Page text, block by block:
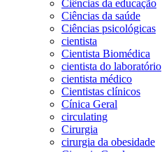
Ciências da educação
Ciências da saúde
Ciências psicológicas
cientista
Cientista Biomédica
cientista do laboratório
cientista médico
Cientistas clínicos
Cínica Geral
circulating
Cirurgia
cirurgia da obesidade